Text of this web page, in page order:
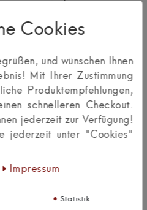
Netzteil gekauft,
einfach anzubringen,
und tolle Helligkeit!
sollte deutlicher
Set 600mm neutralweiß
Cookies
und wünschen Ihnen
Mit Ihrer Zustimmung
Produktempfehlungen,
schnelleren Checkout.
jederzeit zur Verfügung!
jederzeit unter "Cookies"
Impressum
Statistik